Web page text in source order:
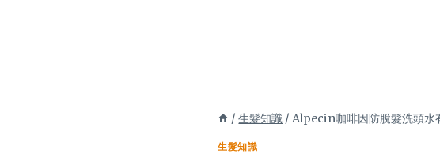
/ 生髮知識 / Alpecin咖啡因防脫髮洗頭水
生髮知識